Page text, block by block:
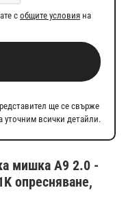
мишка A9 2.0 -
опресняване,
собщите условия на
ще се свърже
уточним всички детайли.